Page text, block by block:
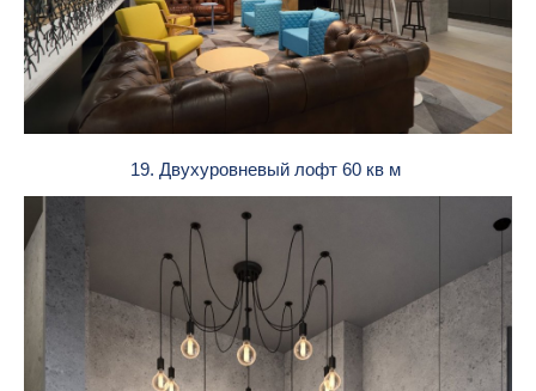
19. Двухуровневый лофт 60 кв м